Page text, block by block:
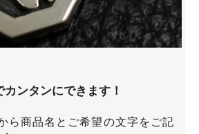
カンタンにできます！
ら商品名とご希望の文字をご記